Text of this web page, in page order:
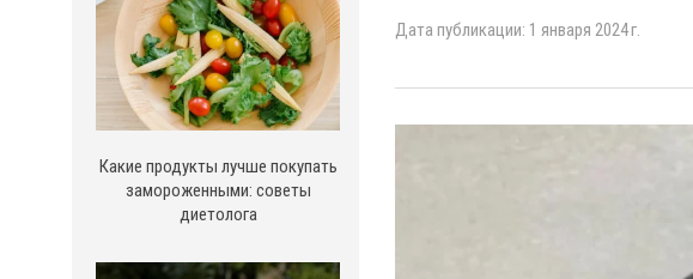
Какие продукты лучше покупать
замороженными: советы
диетолога
Дата публикации: 1 января 2024 г.